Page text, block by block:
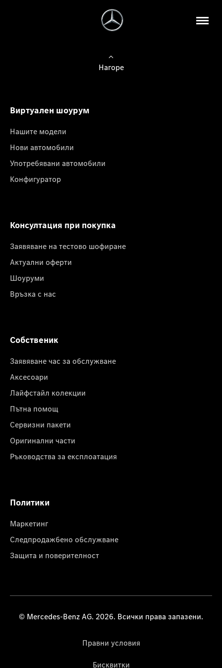
Нагоре
Виртуален шоурум
Нашите модели
Нови автомобили
Употребявани автомобили
Конфигуратор
Консултация при покупка
Заявяване на тестово шофиране
Актуални оферти
Шоуруми
Връзка с нас
Собственик
Заявяване час за обслужване
Аксесоари
Лайфстайл колекции
Пътна помощ
Сервизни пакети
Оригинални части
Ръководства за експлоатация
Политики
Маркетинг
Следпродажбено обслужване
Защита и поверителност
© Mercedes-Benz AG. 2026. Всички права запазени.
Правни условия
Бисквитки